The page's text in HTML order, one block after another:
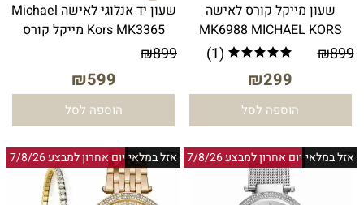
שעון מייקל קורס לאישה
MK6988 MICHAEL KORS
₪899
₪299
(1)
הוספה לסל
שעון יד אנלוגי לאישה Michael
Kors MK3365 מייקל קורס
₪899
₪599
הוספה לסל
יום אחרון למבצע 7/8/26אזל במלאי יום אחרון למבצע 7/8/26אזל במלאי